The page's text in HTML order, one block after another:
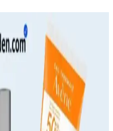
Güneş Kremleri
kremleri, UV koruma sağlar ve
cilt koruması sunar. SPF ve
Güneş Kremleri:
Seçenekler
leke önleyici güneş kremleri,